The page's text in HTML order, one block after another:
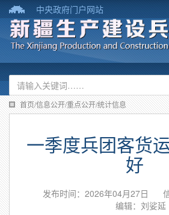
中央政府门户网站
首页/信息公开/重点公开/统计信息
一季度兵团客货
好
发布时间：2026年04月27日
编辑：刘娑延